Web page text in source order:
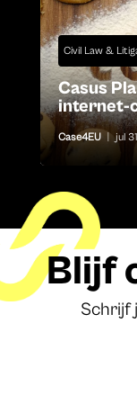
Civil Law &
Casus
internet-
Case4EU jul
Blijf
Schrijf